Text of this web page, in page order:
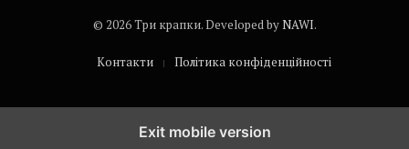
© 2026 Три крапки. Developed byNAWI.
Контакти Політика конфіденційності
Exit mobile version